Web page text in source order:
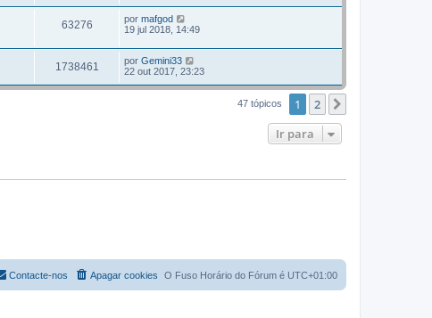
63276 por mafgod
19 jul 2018, 14:49
1738461 por Gemini33
22 out 2017, 23:23
47 tópicos 1 2
Ir para
O Fuso Horário do Fórum é UTC+01:00
Apagar cookies
Contacte-nos